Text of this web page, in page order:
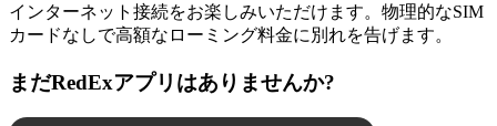
インターネット接続をお楽しみいただけます。物理的なSIM
カードなしで高額なローミング料金に別れを告げます。
まだRedExアプリはありませんか?